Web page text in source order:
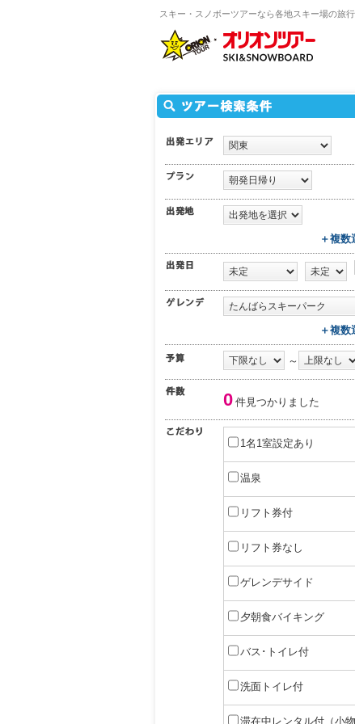
スキー・スノボーツアーなら各地スキー場の旅
＋複数
＋複数
～
0 件見つかりました
1名1室設定あり
温泉
リフト券付
リフト券なし
ゲレンデサイド
夕朝食バイキング
バス･トイレ付
洗面トイレ付
滞在中レンタル付（小